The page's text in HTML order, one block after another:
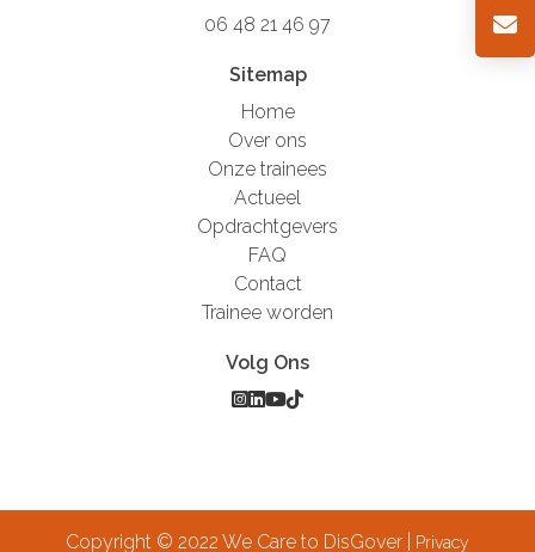
06 48 21 46 97
Sitemap
Home
Over ons
Onze trainees
Actueel
Opdrachtgevers
FAQ
Contact
Trainee worden
Volg Ons
Copyright © 2022 We Care to DisGover | Privacy